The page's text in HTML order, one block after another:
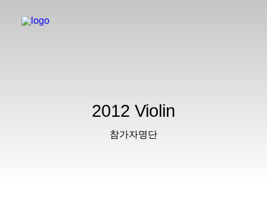
2012 Violin
참가자명단